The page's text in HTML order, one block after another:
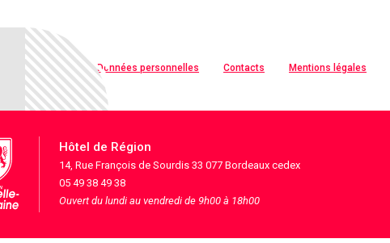
Qualité web Données personnelles Contacts Mentions légales
Hôtel de Région
14, Rue François de Sourdis 33 077 Bordeaux cedex
05 49 38 49 38
Ouvert du lundi au vendredi de 9h00 à 18h00